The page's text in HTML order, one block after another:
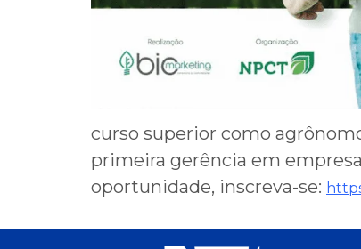
curso superior como
primeira gerência em
oportunidade, inscreva-se: